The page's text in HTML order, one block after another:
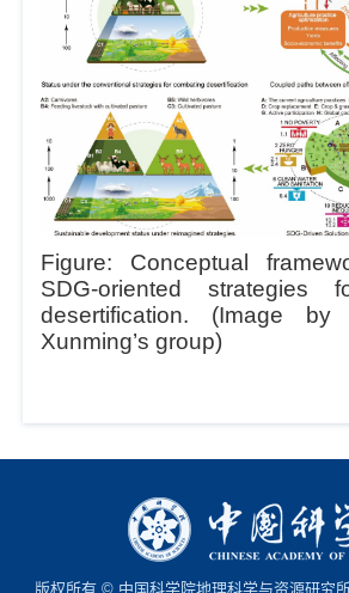
Figure: Conceptual
SDG-oriented strategies
desertification. (Image by
Xunming’s group)
版权所有 © 中国科学院地理科学与资源研究